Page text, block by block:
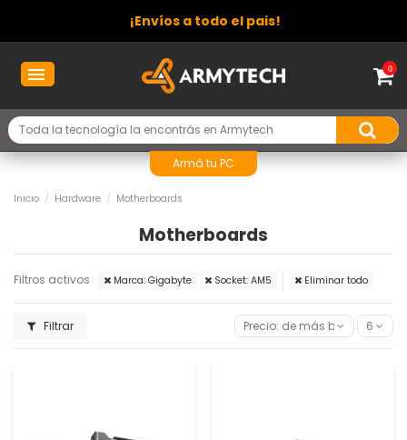
¡Envíos a todo el pais!
0
Armá tu PC
Inicio Hardware Motherboards
Motherboards
Filtros activos Marca: Gigabyte Socket: AM5 Eliminar todo
Filtrar Precio: de más bajo a más
6